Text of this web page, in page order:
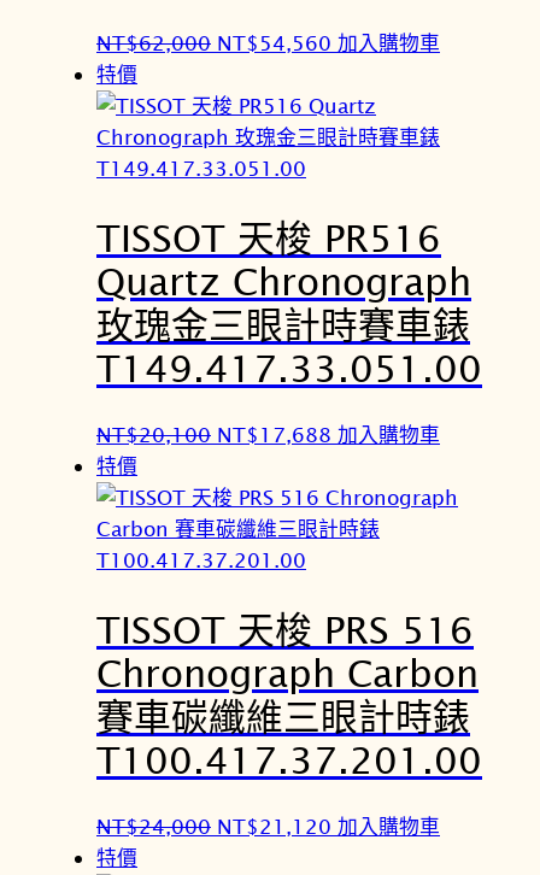
NT$62,000 原
價
格
：
T
$
6
2
,
0
0
NT$54,560 目
價
格
T
$
5
4
,
5
0
加入購物車
特價
TISSOT 天梭 PR516
Quartz Chronograph
玫瑰金三眼計時賽車錶
T149.417.33.051.00
NT$20,100 原
價
格
：
T
$
2
0
,
1
0
NT$17,688 目
價
格
T
$
1
7
,
6
8
8
加入購物車
特價
TISSOT 天梭 PRS 516
Chronograph Carbon
賽車碳纖維三眼計時錶
T100.417.37.201.00
NT$24,000 原
NT$21,120 目
加入購物車
特價